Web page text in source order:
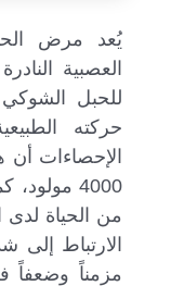
يُعد مرض
العصبية
للحبل
حركته
4000
من الحياة لدى
الارتباط إلى
مزمناً وضعفاً